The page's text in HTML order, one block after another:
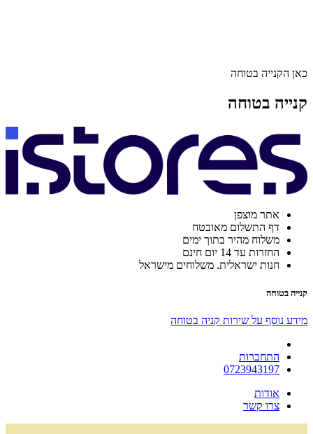
כאן הקנייה בטוחה
קנייה בטוחה
אתר מוצפן
דף התשלום מאובטח
משלוח מהיר בתוך ימים
החזרות עד 14 יום חינם
חנות ישראלית. משלוחים מישראל
קנייה בטוחה
מידע נוסף על שירות קניה בטוחה
התחברות
0723943197
אודות
צרו קשר